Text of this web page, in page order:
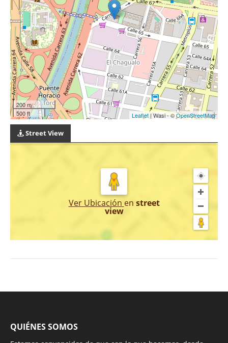
200 m
500 ft
Leaflet| Wasi - ©OpenStreetMap
Street View
Ver Ubicación en street
view
QUIÉNES SOMOS